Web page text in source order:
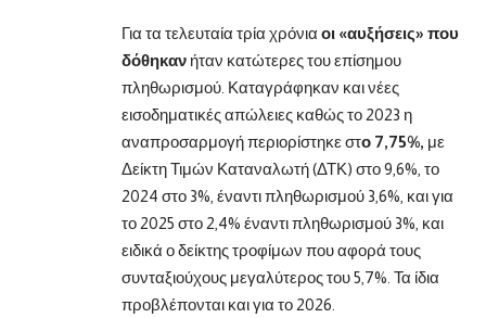
Για τα τελευταία τρία χρόνια οι «αυξήσεις» που
δόθηκαν ήταν κατώτερες του επίσημου
πληθωρισμού. Καταγράφηκαν και νέες
εισοδηματικές απώλειες καθώς το 2023 η
αναπροσαρμογή περιορίστηκε στο 7,75%, με
Δείκτη Τιμών Καταναλωτή (ΔΤΚ) στο 9,6%, το
2024 στο 3%, έναντι πληθωρισμού 3,6%, και για
το 2025 στο 2,4% έναντι πληθωρισμού 3%, και
ειδικά ο δείκτης τροφίμων που αφορά τους
συνταξιούχους μεγαλύτερος του 5,7%. Τα ίδια
προβλέπονται και για το 2026.